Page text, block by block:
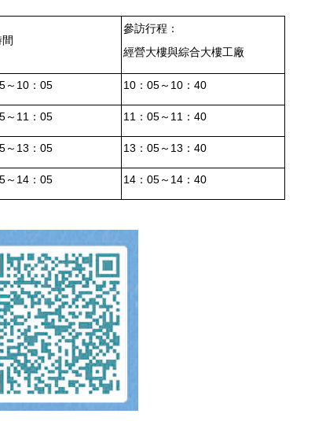
參訪行程：
經營大樓與綜合大樓工廠
～ 10 ： 05 10 ： 05 ～ 10 ： 40
～ 11 ： 05 11 ： 05 ～ 11 ： 40
～ 13 ： 05 13 ： 05 ～ 13 ： 40
～ 14 ： 05 14 ： 05 ～ 14 ： 40